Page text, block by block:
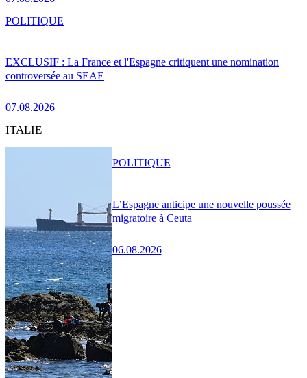
EXCLUSIF : La France et l'Espagne critiquent une nomination
controversée au SEAE
07.08.2026
POLITIQUE
ITALIE
L’Espagne anticipe une nouvelle poussée
migratoire à Ceuta
06.08.2026
POLITIQUE